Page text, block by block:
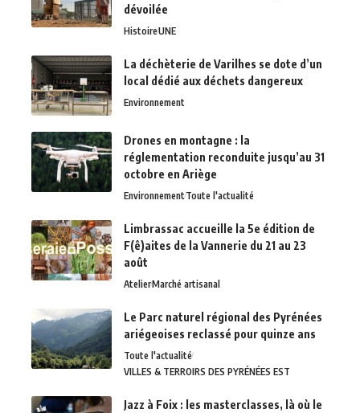
dévoilée
HistoireUNE
La déchèterie de Varilhes se dote d’un
local dédié aux déchets dangereux
Environnement
Drones en montagne : la
réglementation reconduite jusqu’au 31
octobre en Ariège
EnvironnementToute l'actualité
Limbrassac accueille la 5e édition de
F(ê)aites de la Vannerie du 21 au 23
août
AtelierMarché artisanal
Le Parc naturel régional des Pyrénées
ariégeoises reclassé pour quinze ans
Toute l'actualité
VILLES & TERROIRS DES PYRÉNÉES EST
Jazz à Foix : les masterclasses, là où le